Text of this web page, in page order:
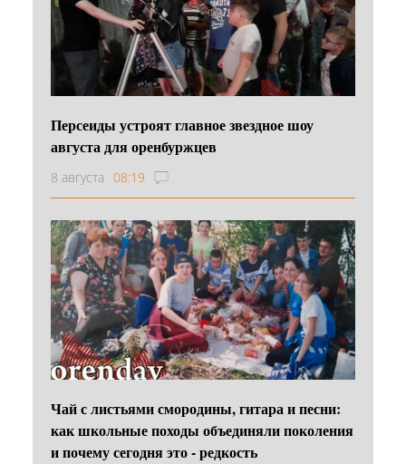
Персеиды устроят главное звездное шоу
августа для оренбуржцев
8 августа 08:19
Чай с листьями смородины, гитара и песни:
как школьные походы объединяли поколения
и почему сегодня это - редкость